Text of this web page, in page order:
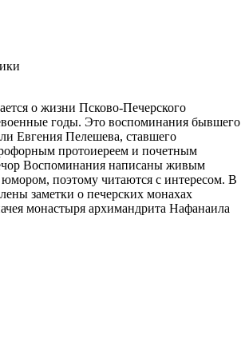
о жизни Псково-Печерского
годы. Это воспоминания бывшего
Евгения Пелешева, ставшего
протоиереем и почетным
Воспоминания написаны живым
поэтому читаются с интересом. В
заметки о печерских монахах
монастыря архимандрита Нафанаила